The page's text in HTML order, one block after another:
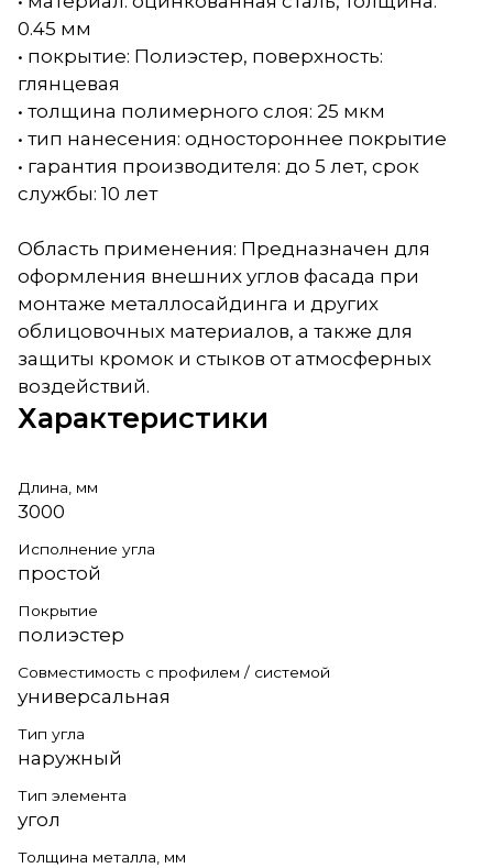
0.45 мм
• покрытие: Полиэстер, поверхность:
глянцевая
• толщина полимерного слоя: 25 мкм
• тип нанесения: одностороннее покрытие
• гарантия производителя: до 5 лет, срок
службы: 10 лет
Область применения: Предназначен для
оформления внешних углов фасада при
монтаже металлосайдинга и других
облицовочных материалов, а также для
защиты кромок и стыков от атмосферных
воздействий.
Характеристики
Длина, мм
3000
Исполнение угла
простой
Покрытие
полиэстер
Совместимость с профилем / системой
универсальная
Тип угла
наружный
Тип элемента
угол
Толщина металла, мм